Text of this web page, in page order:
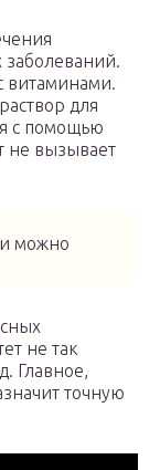
витаминами.
для
с помощью
не вызывает
можно
не так
Главное,
точную